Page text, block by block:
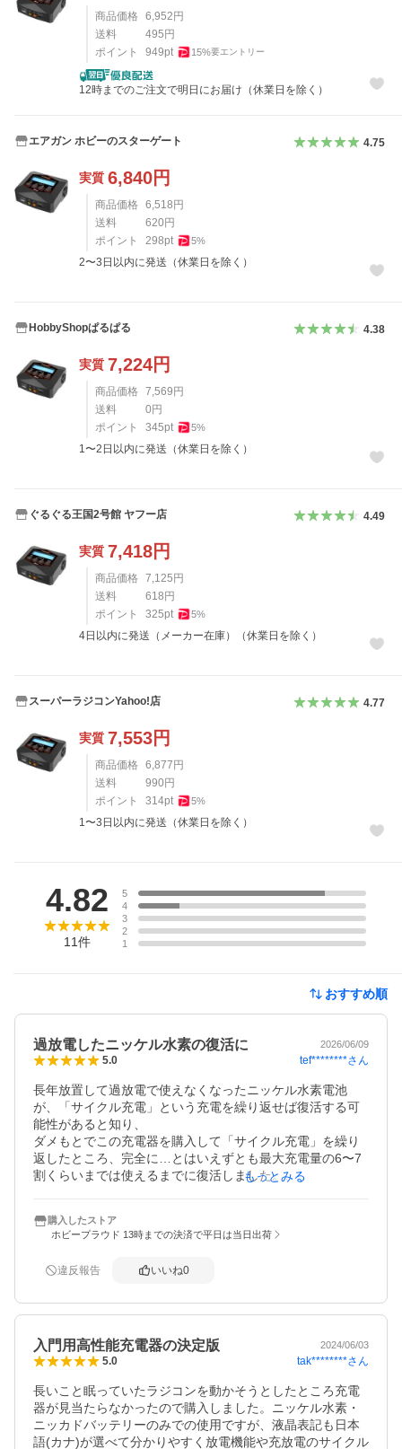
商品価格 6,952 円
送料
495 円
ポイント
949pt 15%要エントリー
12時までのご注文で明日にお届け（休業日を除く）
エアガン ホビーのスターゲート 4.75
実質 6,840円
商品価格 6,518円
送料
620円
ポイント
298pt 5%
2〜3日以内に発送（休業日を除く）
HobbyShopぱるぱる 4.38
実質 7,224円
商品価格 7,569円
送料
0円
ポイント
345pt 5%
1〜2日以内に発送（休業日を除く）
ぐるぐる王国2号館 ヤフー店 4.49
実質 7,418円
商品価格 7,125円
送料
618円
ポイント
325pt 5%
4日以内に発送（メーカー在庫）（休業日を除く）
スーパーラジコンYahoo!店 4.77
実質 7,553円
商品価格 6,877円
送料
990円
ポイント
314pt 5%
1〜3日以内に発送（休業日を除く）
4.82
11件
5
4
3
2
1
おすすめ順
過放電したニッケル水素の復活に 2026/06/09
5.0 tef********さん
長年放置して過放電で使えなくなったニッケル水素電池
が、「サイクル充電」という充電を繰り返せば復活する可
能性があると知り、
ダメもとでこの充電器を購入して「サイクル充電」を繰り
返したところ、完全に…とはいえずとも最大充電量の6〜7
割くらいまでは使えるまでに復活しました。
とのバランスを重視した充電ができたりと、「入門機にプ
ロの性能を詰め込んだ」との評判は伊達ではないと思いま
もっとみる
購入したストア
ホビープラウド 13時までの決済で平日は当日出荷
違反報告 いいね0
入門用高性能充電器の決定版 2024/06/03
5.0 tak********さん
長いこと眠っていたラジコンを動かそうとしたところ充電
器が見当たらなかったので購入しました。ニッケル水素・
ニッカドバッテリーのみでの使用ですが、液晶表記も日本
語(カナ)が選べて分かりやすく放電機能や充放電のサイクル